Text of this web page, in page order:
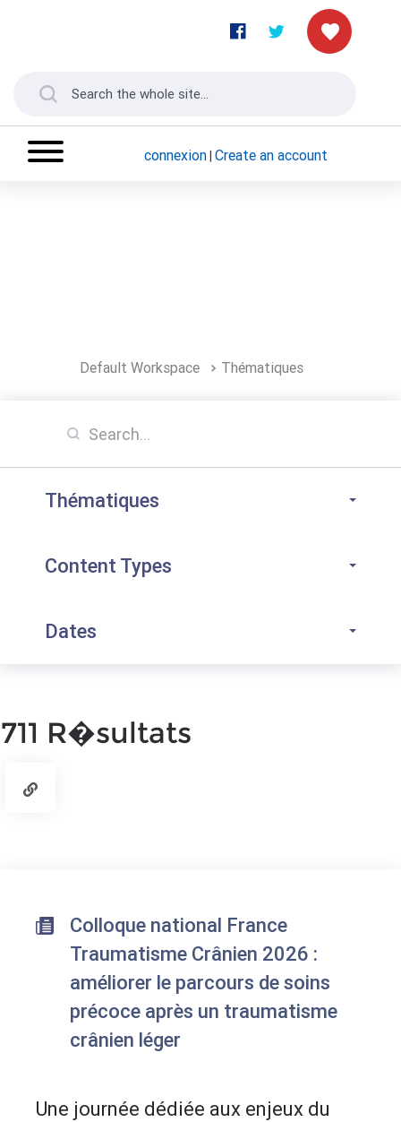
connexion| Create an account
Default Workspace Thématiques
Thématiques
Content Types
Dates
711 R�sultats
Colloque national France
Traumatisme Crânien 2026 :
améliorer le parcours de soins
précoce après un traumatisme
crânien léger
Une journée dédiée aux enjeux du